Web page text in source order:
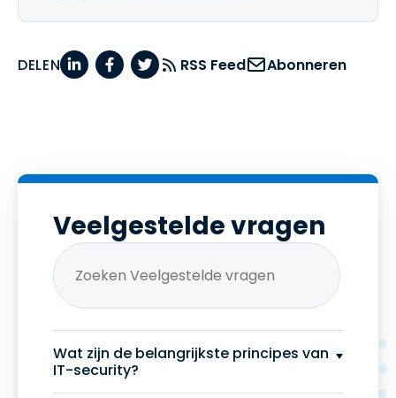
DELEN RSS Feed Abonneren
Veelgestelde vragen
Wat zijn de belangrijkste principes van
IT-security?